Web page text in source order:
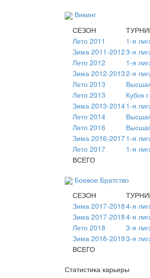
Викинг
СЕЗОН
Лето 2011
1-я
Зима 2011-20123-я
Лето 2012
1-я
Зима 2012-20132-я
Лето 2013
Лето 2013
Кубок
Зима 2013-20141-я
Лето 2014
Лето 2016
Зима 2016-20171-я
Лето 2017
1-я
ВСЕГО
Боевое Братство
СЕЗОН
Зима 2017-20184-я
Зима 2017-20184-я
Лето 2018
3-я
Зима 2018-20193-я
ВСЕГО
Статистика карьеры